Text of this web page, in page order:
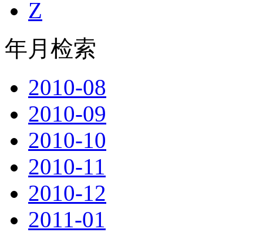
Z
年月检索
2010-08
2010-09
2010-10
2010-11
2010-12
2011-01